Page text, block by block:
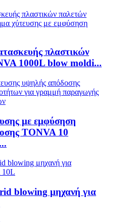
πλαστικών
1000L blow moldi...
με εμφύσηση
TONVA 10
blowing μηχανή για